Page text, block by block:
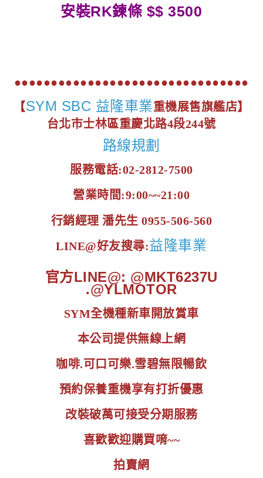
安裝RK鍊條 $$ 3500
●●●●●●●●●●●●●●●●●●●●●●●●●●●●●●●●
【SYM SBC 益隆車業重機展售旗艦店】
台北市士林區重慶北路4段244號
路線規劃
服務電話:02-2812-7500
營業時間:9:00~~21:00
行銷經理 潘先生 0955-506-560
LINE@好友搜尋:益隆車業
官方LINE@: @MKT6237U
.@YLMOTOR
SYM全機種新車開放賞車
本公司提供無線上網
咖啡.可口可樂.雪碧無限暢飲
預約保養重機享有打折優惠
改裝破萬可接受分期服務
喜歡歡迎購買唷~~
拍賣網